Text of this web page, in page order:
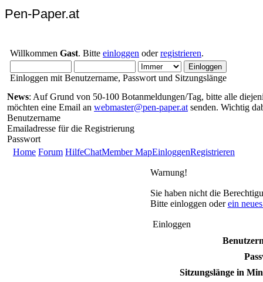
Pen-Paper.at
Willkommen Gast. Bitte einloggen oderregistrieren.
Einloggen mit Benutzername, Passwort und Sitzungslänge
News: Auf Grund von 50-100 Botanmeldungen/Tag, bitte alle
möchten eine Email an webmaster@pen-paper.at senden. Wichtig
Benutzername
Emailadresse für die Registrierung
Passwort
Home Forum HilfeChatMember MapEinloggenRegistrieren
Warnung!
Sie haben nicht die
Bitte einloggen oderein
Einloggen
Sitzungslänge in